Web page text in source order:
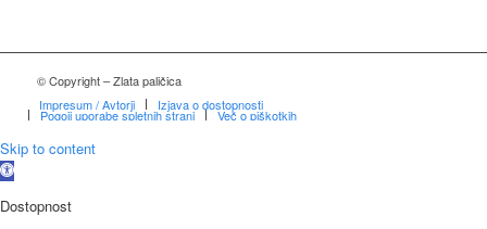
© Copyright – Zlata paličica
Impresum / Avtorji
Izjava o dostopnosti
Pogoji uporabe spletnih strani Več o piškotkih
Skip to content
Open
Dostopnost